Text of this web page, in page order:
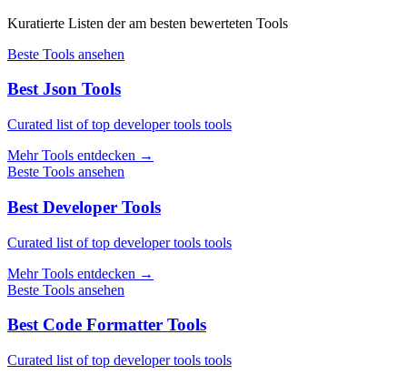
Kuratierte Listen der am besten bewerteten Tools
Beste Tools ansehen
Best Json Tools
Curated list of top developer tools tools
Mehr Tools entdecken →
Beste Tools ansehen
Best Developer Tools
Curated list of top developer tools tools
Mehr Tools entdecken →
Beste Tools ansehen
Best Code Formatter Tools
Curated list of top developer tools tools